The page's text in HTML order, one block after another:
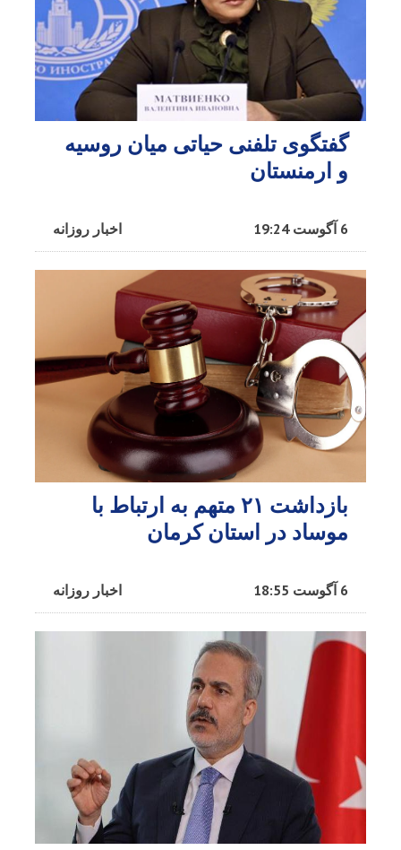
گفتگوی تلفنی حیاتی میان روسیه
و ارمنستان
اخبار روزانه 6 آگوست 19:24
بازداشت ۲۱ متهم به ارتباط با
موساد در استان کرمان
اخبار روزانه 6 آگوست 18:55